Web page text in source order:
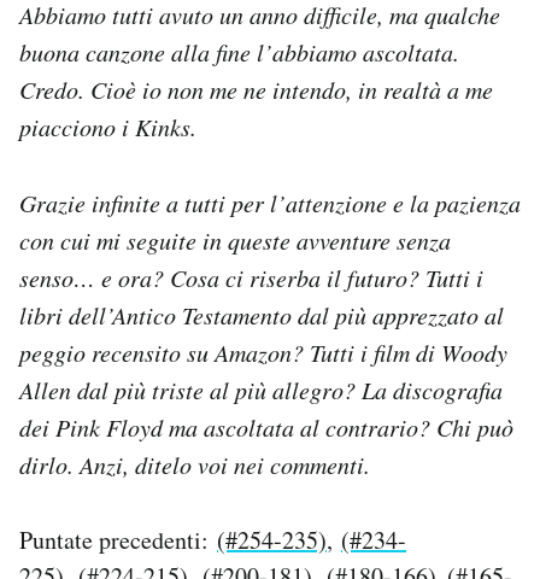
SHOP
CALENDARIO
Area Personale
Newsletter
Notifiche mobile
Regala il Post
Hai bisogno di aiuto?
Abbiamo tutti avuto un anno difficile, ma qualche
buona canzone alla fine l’abbiamo ascoltata.
Credo. Cioè io non me ne intendo, in realtà a me
piacciono i Kinks.
Grazie infinite a tutti per l’attenzione e la pazienza
con cui mi seguite in queste avventure senza
senso… e ora? Cosa ci riserba il futuro? Tutti i
libri dell’Antico Testamento dal più apprezzato al
peggio recensito su Amazon? Tutti i film di Woody
Allen dal più triste al più allegro? La discografia
dei Pink Floyd ma ascoltata al contrario? Chi può
dirlo. Anzi, ditelo voi nei commenti.
Puntate precedenti: (#254-235), (#234-